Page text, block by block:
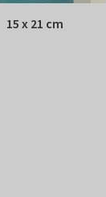
15 x 21 cm